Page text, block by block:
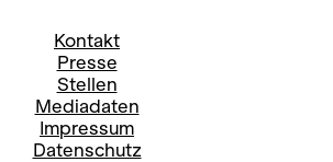
Kontakt
Presse
Stellen
Mediadaten
Impressum
Datenschutz